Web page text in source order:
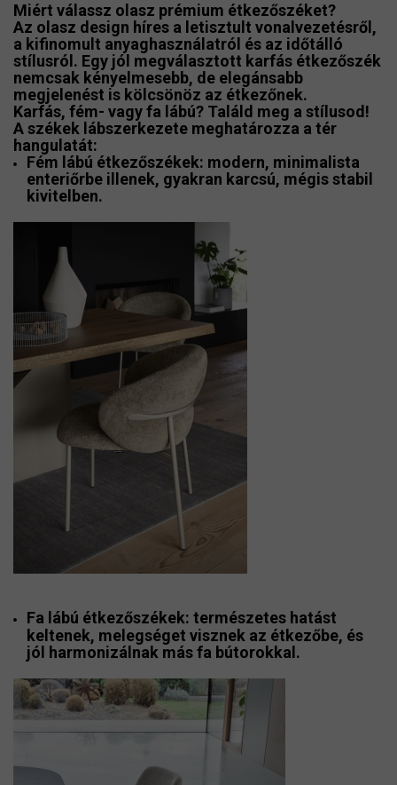
Miért válassz olasz prémium étkezőszéket?
Az olasz design híres a letisztult vonalvezetésről,
a kifinomult anyaghasználatról és az időtálló
stílusról. Egy jól megválasztott karfás étkezőszék
nemcsak kényelmesebb, de elegánsabb
megjelenést is kölcsönöz az étkezőnek.
Karfás, fém- vagy fa lábú? Találd meg a stílusod!
A székek lábszerkezete meghatározza a tér
hangulatát:
Fém lábú étkezőszékek: modern, minimalista
enteriőrbe illenek, gyakran karcsú, mégis stabil
kivitelben.
Fa lábú étkezőszékek: természetes hatást
keltenek, melegséget visznek az étkezőbe, és
jól harmonizálnak más fa bútorokkal.